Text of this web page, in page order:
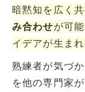
暗黙知を広く共
み合わせが可
イデアが生ま
熟練者が気づ
を他の専門家